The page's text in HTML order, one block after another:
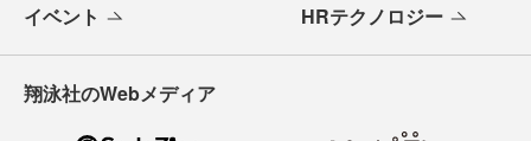
イベント HRテクノロジー
翔泳社のWebメディア